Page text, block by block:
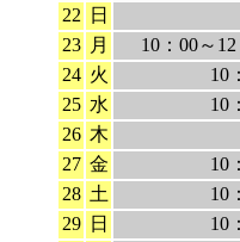
22
日
23
月
10：00～
24 火
10
25 水
10
26 木
27 金
10
28 土
10
29
日
10